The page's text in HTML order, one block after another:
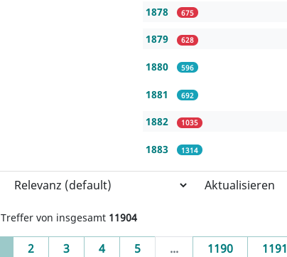
1878 675
1879 628
1880 596
1881 692
1882 1035
1883 1314
Aktualisieren
Treffer von insgesamt 11904
(current)
2 3 4 5 ... 1190 1191